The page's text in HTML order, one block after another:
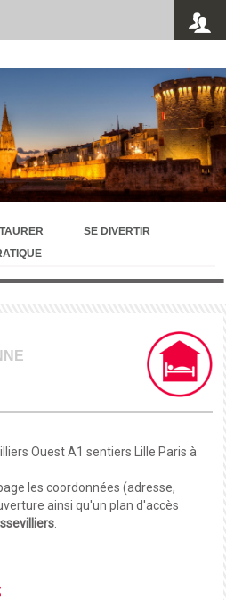
SE DIVERTIR
Ouest A1 sentiers Lille Paris à
les coordonnées (adresse,
ainsi qu'un plan d'accès
.